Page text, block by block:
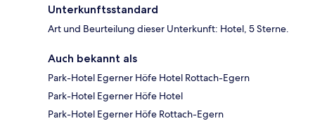
Unterkunftsstandard
Art und Beurteilung dieser Unterkunft: Hotel, 5 Sterne.
Auch bekannt als
Park-Hotel Egerner Höfe Hotel Rottach-Egern
Park-Hotel Egerner Höfe Hotel
Park-Hotel Egerner Höfe Rottach-Egern